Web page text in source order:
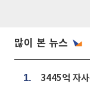
많이 본 뉴스
1.